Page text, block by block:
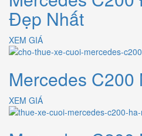
Đẹp Nhất
XEM GIÁ
Mercedes
XEM GIÁ